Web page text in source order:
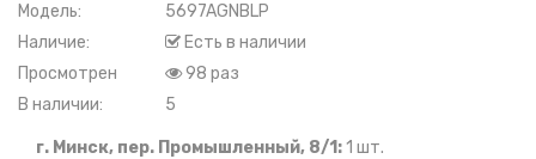
Модель:
5697AGNBLP
Наличие:
Есть в наличии
Просмотрен
98 раз
В наличии:
5
г. Минск, пер. Промышленный, 8/1:1 шт.